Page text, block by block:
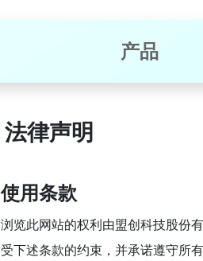
产品
法律声明
使用条款
浏览此网站的权利由盟创科技股份
受下述条款的约束，并承诺遵守所